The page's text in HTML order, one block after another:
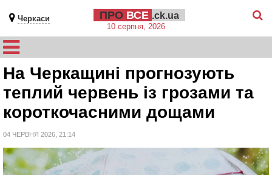
Черкаси ПРО ВСЕ .ck.ua
10 серпня, 2026
На Черкащині прогнозують
теплий червень із грозами та
короткочасними дощами
04 ЧЕРВНЯ 2026, 21:14